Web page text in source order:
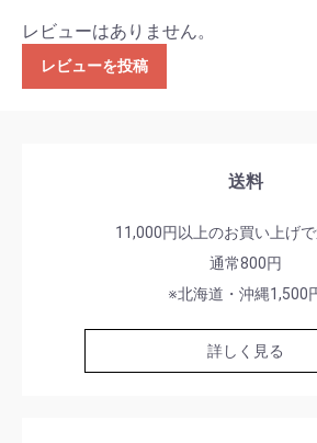
レビューはありません。
レビューを投稿
送料
11,000円以上のお買い上げ
通常800円
※北海道・沖縄1,500
詳しく見る